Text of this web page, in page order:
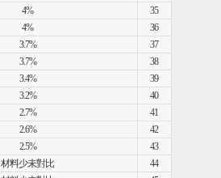
4%
35
4%
36
3.7%
37
3.7%
38
3.4%
39
3.2%
40
2.7%
41
2.6%
42
2.5%
43
材料少未對比
44